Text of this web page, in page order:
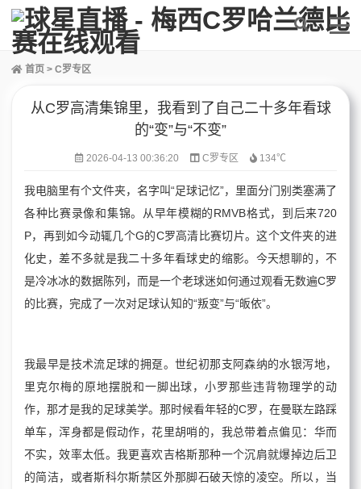
首页 > C罗专区
从C罗高清集锦里，我看到了自己二十多年看球
的“变”与“不变”
2026-04-13 00:36:20 C罗专区 134℃
我电脑里有个文件夹，名字叫“足球记忆”，里面分门别类塞满了
各种比赛录像和集锦。从早年模糊的RMVB格式，到后来720
P，再到如今动辄几个G的C罗高清比赛切片。这个文件夹的进
化史，差不多就是我二十多年看球史的缩影。今天想聊的，不
是冷冰冰的数据陈列，而是一个老球迷如何通过观看无数遍C罗
的比赛，完成了一次对足球认知的“叛变”与“皈依”。
我最早是技术流足球的拥趸。世纪初那支阿森纳的水银泻地，
里克尔梅的原地摆脱和一脚出球，小罗那些违背物理学的动
作，那才是我的足球美学。那时候看年轻的C罗，在曼联左路踩
单车，浑身都是假动作，花里胡哨的，我总带着点偏见：华而
不实，效率太低。我更喜欢吉格斯那种一个沉肩就爆掉边后卫
的简洁，或者斯科尔斯禁区外那脚石破天惊的凌空。所以，当